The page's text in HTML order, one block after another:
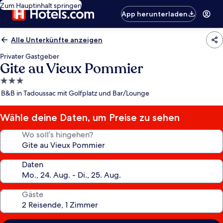
Zum Hauptinhalt springen
App herunterladen
Alle Unterkünfte anzeigen
Privater Gastgeber
Gite au Vieux Pommier
3.0-
Sterne-
B&B in Tadoussac mit Golfplatz und Bar/Lounge
Wähle deine Daten, um Preise zu sehen
Wo soll’s hingehen?
Daten
Gäste